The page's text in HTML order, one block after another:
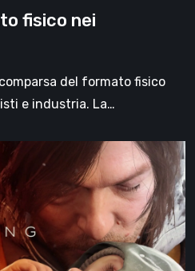
fisico nei
del formato fisico
e industria. La…